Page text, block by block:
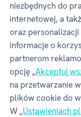
Pliki do
Miniksiążka
niezbędnych do
internetowej, a
oraz
informacje o
partnerom
opcję „Akceptuj
na przetwarzanie
plików cookie do
W „Ustawieniach